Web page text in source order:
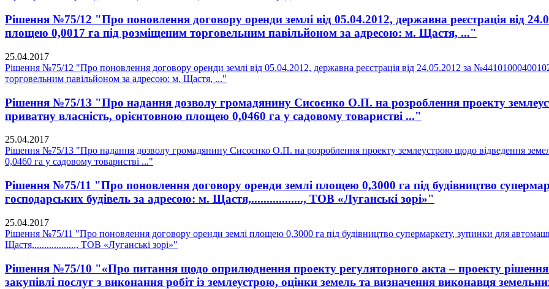
Рішення №75/12 "Про поновлення договору оренди землі від 05.04.2012, державна реєстрація від
площею 0,0017 га під розміщеним торговельним павільйоном за адресою: м. Щастя, ..."
25.04.2017
Рішення №75/12 "Про поновлення договору оренди землі від 05.04.2012, державна реєстрація від 24.05.2012 за
торговельним павільйоном за адресою: м. Щастя, ..."
Рішення №75/13 "Про надання дозволу громадянину Сисоєнко О.П. на розроблення проекту
приватну власність, орієнтовною площею 0,0460 га у садовому товаристві ..."
25.04.2017
Рішення №75/13 "Про надання дозволу громадянину Сисоєнко О.П. на розроблення проекту землеустрою щодо відведення
0,0460 га у садовому товаристві ..."
Рішення №75/11 "Про поновлення договору оренди землі площею 0,3000 га під будівництво
господарських будівель за адресою: м. Щастя,................., ТОВ «Луганські зорі»"
25.04.2017
Рішення №75/11 "Про поновлення договору оренди землі площею 0,3000 га під будівництво супермаркету, зупинки для
Щастя,................., ТОВ «Луганські зорі»"
Рішення №75/10 "«Про питання щодо оприлюднення проекту регуляторного акта – проекту
закупівлі послуг з виконання робіт із землеустрою, оцінки земель та визначення виконавця